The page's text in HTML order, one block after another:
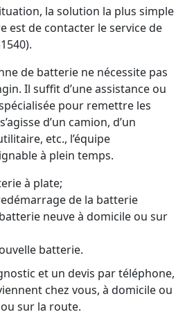
la solution la plus simple
est de contacter le service de
de batterie ne nécessite pas
Il suffit d’une assistance ou
pour remettre les
d’un camion, d’un
etc., l’équipe
à plein temps.
à plate;
de la batterie
neuve à domicile ou sur
batterie.
et un devis par téléphone,
chez vous, à domicile ou
sur la route.